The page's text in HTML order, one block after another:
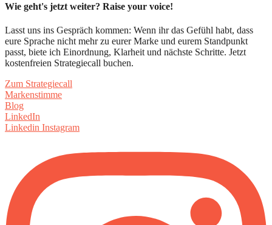
Wie geht's jetzt weiter? Raise your voice!
Lasst uns ins Gespräch kommen: Wenn ihr das Gefühl habt, dass
eure Sprache nicht mehr zu eurer Marke und eurem Standpunkt
passt, biete ich Einordnung, Klarheit und nächste Schritte. Jetzt
kostenfreien Strategiecall buchen.
Zum Strategiecall
Markenstimme
Blog
LinkedIn
Linkedin Instagram